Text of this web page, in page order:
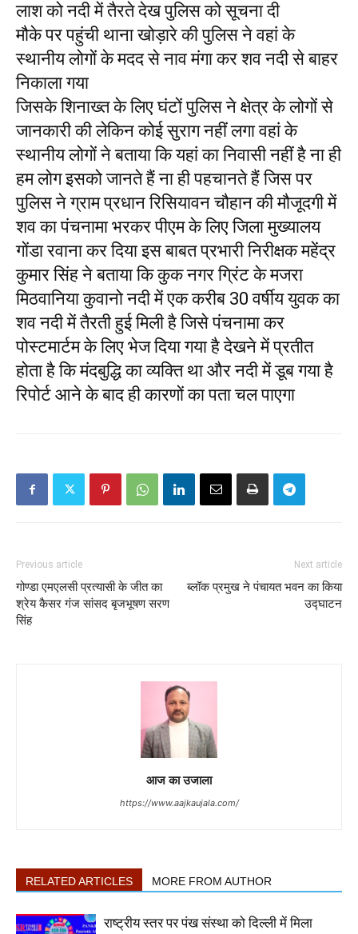
लाश को नदी में तैरते देख पुलिस को सूचना दी
मौके पर पहुंची थाना खोड़ारे की पुलिस ने वहां के
स्थानीय लोगों के मदद से नाव मंगा कर शव नदी से बाहर
निकाला गया
जिसके शिनाख्त के लिए घंटों पुलिस ने क्षेत्र के लोगों से
जानकारी की लेकिन कोई सुराग नहीं लगा वहां के
स्थानीय लोगों ने बताया कि यहां का निवासी नहीं है ना ही
हम लोग इसको जानते हैं ना ही पहचानते हैं जिस पर
पुलिस ने ग्राम प्रधान रिसियावन चौहान की मौजूदगी में
शव का पंचनामा भरकर पीएम के लिए जिला मुख्यालय
गोंडा रवाना कर दिया इस बाबत प्रभारी निरीक्षक महेंद्र
कुमार सिंह ने बताया कि कुक नगर ग्रिंट के मजरा
मिठवानिया कुवानो नदी में एक करीब 30 वर्षीय युवक का
शव नदी में तैरती हुई मिली है जिसे पंचनामा कर
पोस्टमार्टम के लिए भेज दिया गया है देखने में प्रतीत
होता है कि मंदबुद्धि का व्यक्ति था और नदी में डूब गया है
रिपोर्ट आने के बाद ही कारणों का पता चल पाएगा
Previous article
गोण्डा एमएलसी प्रत्यासी के जीत का
श्रेय कैसर गंज सांसद बृजभूषण सरण
सिंह
Next article
ब्लॉक प्रमुख ने पंचायत भवन का किया
उद्घाटन
आज का उजाला
https://www.aajkaujala.com/
RELATED ARTICLES MORE FROM AUTHOR
राष्ट्रीय स्तर पर पंख संस्था को दिल्ली में मिला